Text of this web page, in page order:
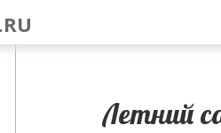
Летний